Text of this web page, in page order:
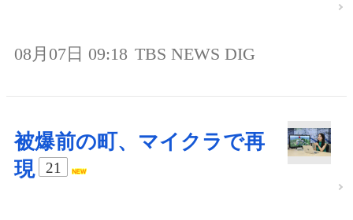
08月07日 09:18 TBS NEWS DIG
被爆前の町、マイクラで再
現
21